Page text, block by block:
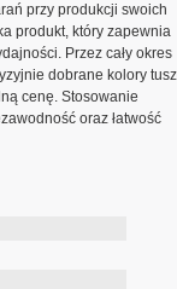
przy produkcji swoich
produkt, który zapewnia
Przez cały okres
dobrane kolory
cenę. Stosowanie
oraz łatwość